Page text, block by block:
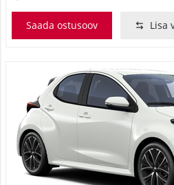
Saada ostusoov Lisa